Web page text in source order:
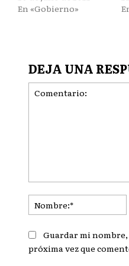
En «Gobierno»
DEJA UNA
Guardar mi
próxima vez que